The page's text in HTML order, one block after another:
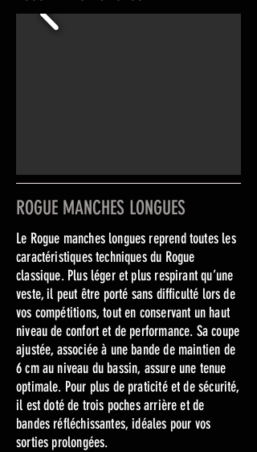
ROGUE MANCHES LONGUES
Le Rogue manches longues reprend toutes les
caractéristiques techniques du Rogue
classique. Plus léger et plus respirant qu’une
veste, il peut être porté sans difficulté lors de
vos compétitions, tout en conservant un haut
niveau de confort et de performance. Sa coupe
ajustée, associée à une bande de maintien de
6 cm au niveau du bassin, assure une tenue
optimale. Pour plus de praticité et de sécurité,
il est doté de trois poches arrière et de
bandes réfléchissantes, idéales pour vos
sorties prolongées.